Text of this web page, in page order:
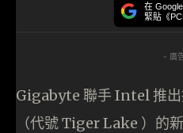
在 Google
緊貼《
- 廣
Gigabyte 聯手 Intel 推出
（代號 Tiger Lake ）的